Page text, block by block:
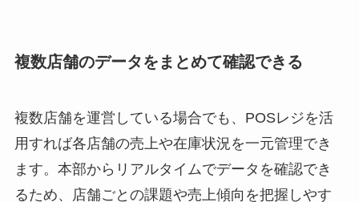
複数店舗のデータをまとめて確認できる
複数店舗を運営している場合でも、POSレジを活
用すれば各店舗の売上や在庫状況を一元管理でき
ます。本部からリアルタイムでデータを確認でき
るため、店舗ごとの課題や売上傾向を把握しやす